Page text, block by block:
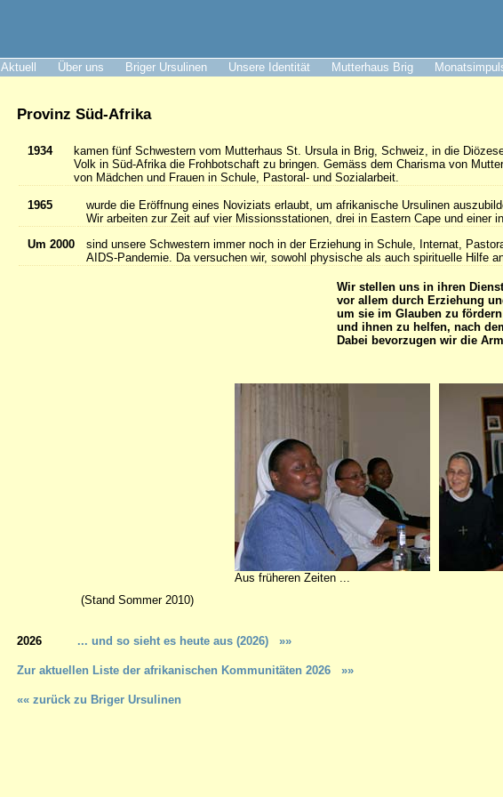
Aktuell Über uns Briger Ursulinen Unsere Identität Mutterhaus Brig
Provinz Süd-Afrika
1934
kamen fünf Schwestern vom Mutterhaus St. Ursula in Brig, Schweiz, in die
Volk in Süd-Afrika die Frohbotschaft zu bringen. Gemäss dem Charisma von
von Mädchen und Frauen in Schule, Pastoral- und Sozialarbeit.
1965
wurde die Eröffnung eines Noviziats erlaubt, um afrikanische Ursulinen
Wir arbeiten zur Zeit auf vier Missionsstationen, drei in Eastern Cape und einer
Um 2000
sind unsere Schwestern immer noch in der Erziehung in Schule, Internat,
AIDS-Pandemie. Da versuchen wir, sowohl physische als auch spirituelle Hilfe
Wir stellen uns in ihren
vor allem durch Erziehung
um sie im Glauben zu fördern
und ihnen zu helfen, nach
Dabei bevorzugen wir die
Aus früheren Zeiten ...
(Stand Sommer 2010)
2026 ... und so sieht es heute aus (2026) »»
Zur aktuellen Liste der afrikanischen Kommunitäten 2026 »»
«« zurück zu Briger Ursulinen